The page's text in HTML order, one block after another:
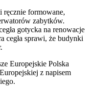
ręcznie formowane,
zabytków.
gotycka na renowacje
cegła sprawi, że budynki